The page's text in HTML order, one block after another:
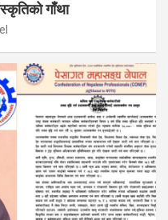
गाँथा